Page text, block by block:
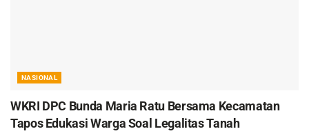
NASIONAL
WKRI DPC Bunda Maria Ratu Bersama Kecamatan
Tapos Edukasi Warga Soal Legalitas Tanah